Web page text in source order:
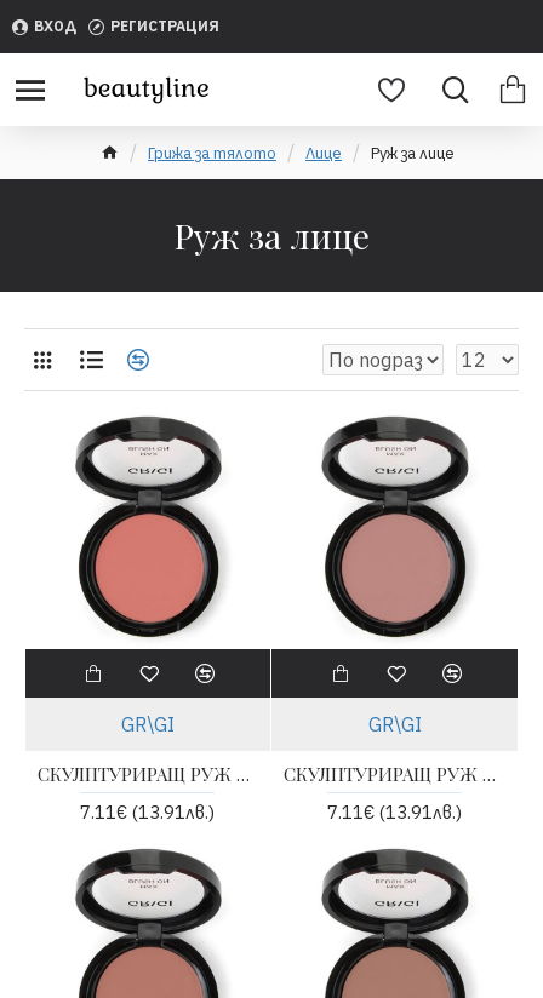
ВХОД РЕГИСТРАЦИЯ
Грижа за тялото Лице Руж за лице
Руж за лице
GR\GI
СКУЛПТУРИРАЩ РУЖ ЗА ЛИЦЕ - 04
7.11€ (13.91лв.)
GR\GI
СКУЛПТУРИРАЩ РУЖ ЗА ЛИЦЕ - 05
7.11€ (13.91лв.)